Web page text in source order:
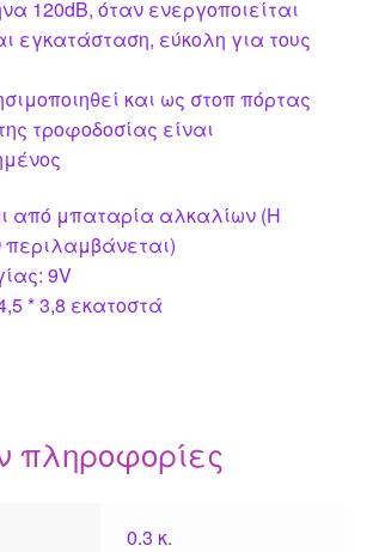
120dB, όταν ενεργοποιείται
εγκατάσταση, εύκολη για τους
και ως στοπ πόρτας
τροφοδοσίας είναι
από μπαταρία αλκαλίων (Η
9V
* 3,8 εκατοστά
πληροφορίες
0.3 κ.